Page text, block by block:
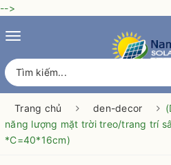
-->
Toggle
Trang chủ den-decor
năng lượng mặt trời treo/trang trí
*C=40*16cm)